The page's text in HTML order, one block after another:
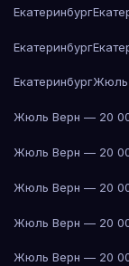
Екатеринбург
Екатеринбург
ЕкатеринбургЖюль
Жюль Верн — 20
Жюль Верн — 20
Жюль Верн — 20
Жюль Верн — 20
Жюль Верн — 20